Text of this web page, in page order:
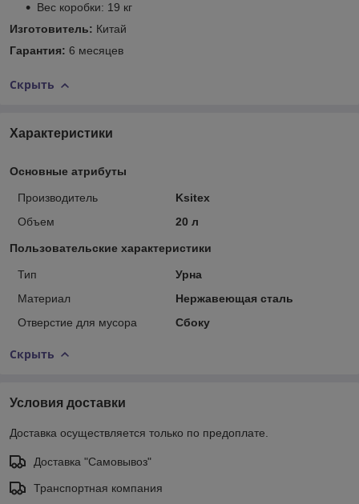
Вес коробки: 19 кг
Изготовитель: Китай
Гарантия: 6 месяцев
Скрыть
Характеристики
Основные атрибуты
Производитель
Ksitex
Объем
20 л
Пользовательские характеристики
Тип
Урна
Материал
Нержавеющая сталь
Отверстие для мусора
Сбоку
Скрыть
Условия доставки
Доставка осуществляется только по предоплате.
Доставка "Самовывоз"
Транспортная компания